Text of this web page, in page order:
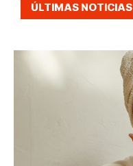
ÚLTIMAS NOTICIAS